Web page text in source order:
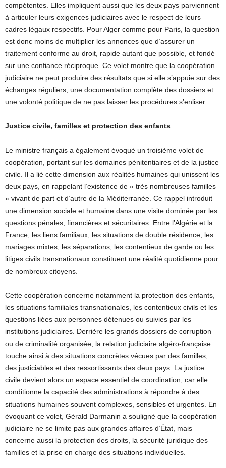
compétentes. Elles impliquent aussi que les deux pays parviennent
à articuler leurs exigences judiciaires avec le respect de leurs
cadres légaux respectifs. Pour Alger comme pour Paris, la question
est donc moins de multiplier les annonces que d’assurer un
traitement conforme au droit, rapide autant que possible, et fondé
sur une confiance réciproque. Ce volet montre que la coopération
judiciaire ne peut produire des résultats que si elle s’appuie sur des
échanges réguliers, une documentation complète des dossiers et
une volonté politique de ne pas laisser les procédures s’enliser.
Justice civile, familles et protection des enfants
Le ministre français a également évoqué un troisième volet de
coopération, portant sur les domaines pénitentiaires et de la justice
civile. Il a lié cette dimension aux réalités humaines qui unissent les
deux pays, en rappelant l’existence de « très nombreuses familles
» vivant de part et d’autre de la Méditerranée. Ce rappel introduit
une dimension sociale et humaine dans une visite dominée par les
questions pénales, financières et sécuritaires. Entre l’Algérie et la
France, les liens familiaux, les situations de double résidence, les
mariages mixtes, les séparations, les contentieux de garde ou les
litiges civils transnationaux constituent une réalité quotidienne pour
de nombreux citoyens.
Cette coopération concerne notamment la protection des enfants,
les situations familiales transnationales, les contentieux civils et les
questions liées aux personnes détenues ou suivies par les
institutions judiciaires. Derrière les grands dossiers de corruption
ou de criminalité organisée, la relation judiciaire algéro-française
touche ainsi à des situations concrètes vécues par des familles,
des justiciables et des ressortissants des deux pays. La justice
civile devient alors un espace essentiel de coordination, car elle
conditionne la capacité des administrations à répondre à des
situations humaines souvent complexes, sensibles et urgentes. En
évoquant ce volet, Gérald Darmanin a souligné que la coopération
judiciaire ne se limite pas aux grandes affaires d’État, mais
concerne aussi la protection des droits, la sécurité juridique des
familles et la prise en charge des situations individuelles.